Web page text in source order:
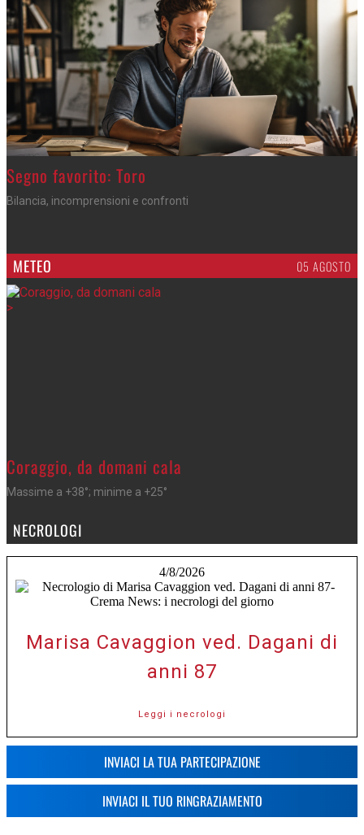
>
Segno favorito: Toro
Bilancia, incomprensioni e confronti
METEO 05 AGOSTO
>
Coraggio, da domani cala
Massime a +38°; minime a +25°
NECROLOGI
4/8/2026
Marisa Cavaggion ved. Dagani di
anni 87
Leggi i necrologi
INVIACI LA TUA PARTECIPAZIONE
INVIACI IL TUO RINGRAZIAMENTO